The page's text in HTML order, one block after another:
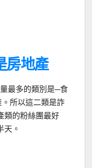
房地產
最多的類別是─食
所以這二類是詐
類的粉絲團最好
天。